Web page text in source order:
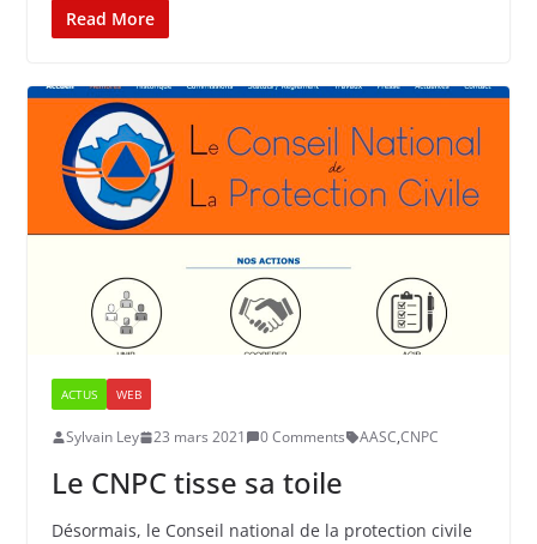
Read More
ACTUS WEB
Sylvain Ley 23 mars 2021 0 Comments AASC,CNPC
Le CNPC tisse sa toile
Désormais, le Conseil national de la protection civile